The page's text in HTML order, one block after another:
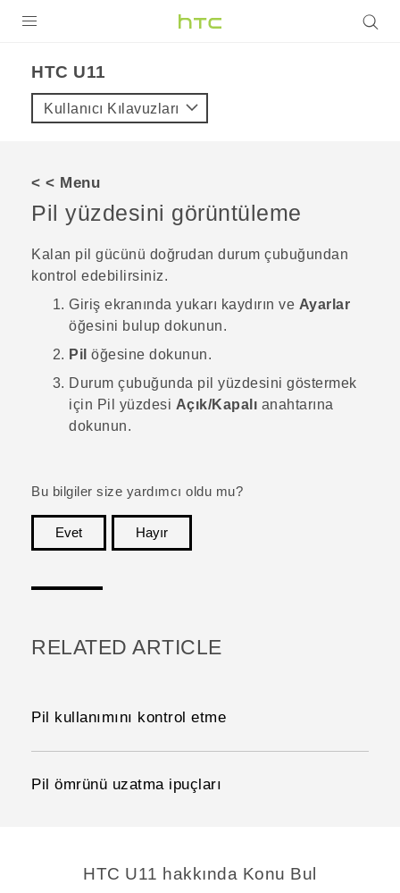
VIVE
VIVERSE
DESTEK
HTC U11‎
Kullanıcı Kılavuzları
< < Menu
Pil yüzdesini görüntüleme
Kalan pil gücünü doğrudan durum çubuğundan
kontrol edebilirsiniz.
Giriş ekranında yukarı kaydırın ve Ayarlar
öğesini bulup dokunun.
Pil öğesine dokunun.
Durum çubuğunda pil yüzdesini göstermek
için Pil yüzdesi Açık/Kapalı anahtarına
dokunun.
Bu bilgiler size yardımcı oldu mu?
Evet
Hayır
RELATED ARTICLE
Pil kullanımını kontrol etme
Pil ömrünü uzatma ipuçları
HTC U11 hakkında Konu Bul